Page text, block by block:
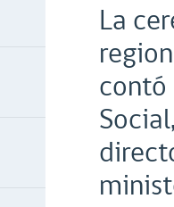
La
contó